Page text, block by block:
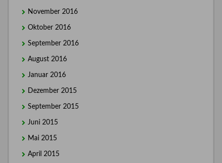
November 2016
Oktober 2016
September 2016
August 2016
Januar 2016
Dezember 2015
September 2015
Juni 2015
Mai 2015
April 2015